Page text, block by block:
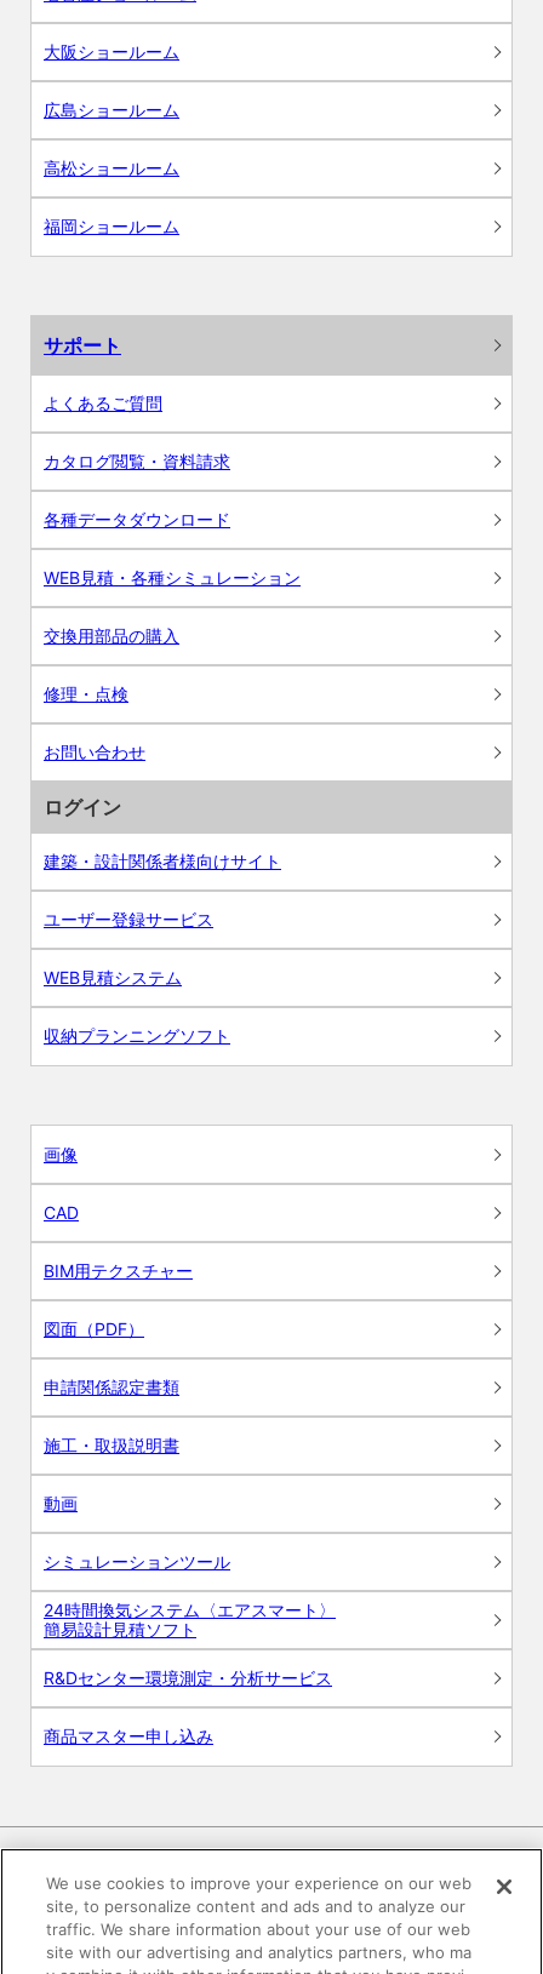
大阪ショールーム
広島ショールーム
高松ショールーム
福岡ショールーム
サポート
よくあるご質問
カタログ閲覧・資料請求
各種データダウンロード
WEB見積・各種シミュレーション
交換用部品の購入
修理・点検
お問い合わせ
ログイン
建築・設計関係者様向けサイト
ユーザー登録サービス
WEB見積システム
収納プランニングソフト
画像
CAD
BIM用テクスチャー
図面（PDF）
申請関係認定書類
施工・取扱説明書
動画
シミュレーションツール
24時間換気システム〈エアスマート〉
簡易設計見積ソフト
R&Dセンター環境測定・分析サービス
商品マスター申し込み
電子公告 このWEBサイトについて
We use cookies to improve your experience on our web
site, to personalize content and ads and to analyze our
traffic. We share information about your use of our web
site with our advertising and analytics partners, who ma